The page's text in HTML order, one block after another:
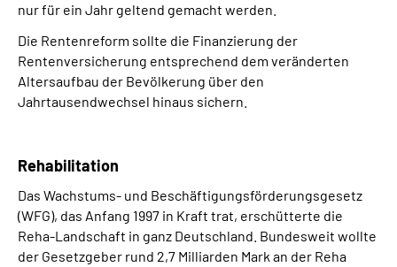
nur für ein Jahr geltend gemacht werden.
Die Rentenreform sollte die Finanzierung der
Rentenversicherung entsprechend dem veränderten
Altersaufbau der Bevölkerung über den
Jahrtausendwechsel hinaus sichern.
Rehabilitation
Das Wachstums- und Beschäftigungsförderungsgesetz
(WFG), das Anfang 1997 in Kraft trat, erschütterte die
Reha-Landschaft in ganz Deutschland. Bundesweit wollte
der Gesetzgeber rund 2,7 Milliarden Mark an der Reha